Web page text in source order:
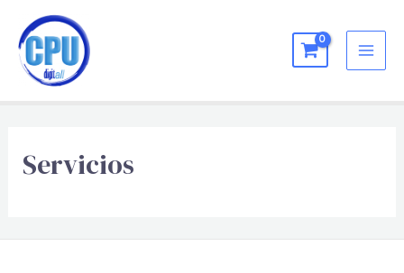
contenido
Servicios